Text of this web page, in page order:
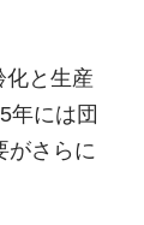
化と生産
年には団
がさらに